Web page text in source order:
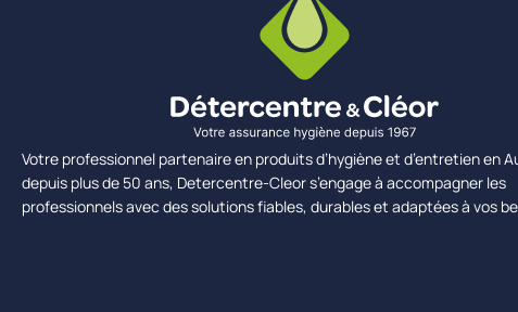
Votre professionnel partenaire en produits d’hygiène et d’entretien en
depuis plus de 50 ans, Detercentre-Cleor s’engage à accompagner les
professionnels avec des solutions fiables, durables et adaptées à vos